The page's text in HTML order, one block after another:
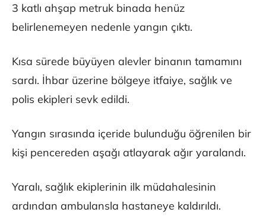
3 katlı ahşap metruk binada henüz
belirlenemeyen nedenle yangın çıktı.
Kısa sürede büyüyen alevler binanın tamamını
sardı. İhbar üzerine bölgeye itfaiye, sağlık ve
polis ekipleri sevk edildi.
Yangın sırasında içeride bulunduğu öğrenilen bir
kişi pencereden aşağı atlayarak ağır yaralandı.
Yaralı, sağlık ekiplerinin ilk müdahalesinin
ardından ambulansla hastaneye kaldırıldı.